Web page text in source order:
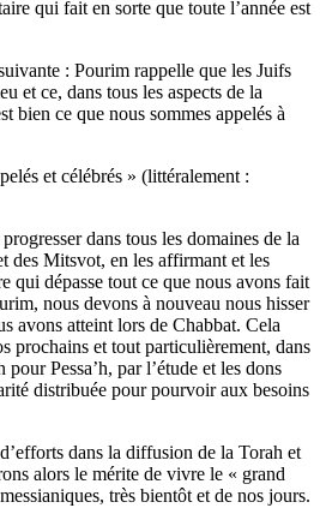
qui fait en sorte que toute l’année est
: Pourim rappelle que les Juifs
et ce, dans tous les aspects de la
bien ce que nous sommes appelés à
et célébrés » (littéralement :
dans tous les domaines de la
des Mitsvot, en les affirmant et les
qui dépasse tout ce que nous avons fait
nous devons à nouveau nous hisser
avons atteint lors de Chabbat. Cela
prochains et tout particulièrement, dans
Pessa’h, par l’étude et les dons
distribuée pour pourvoir aux besoins
dans la diffusion de la Torah et
alors le mérite de vivre le « grand
très bientôt et de nos jours.